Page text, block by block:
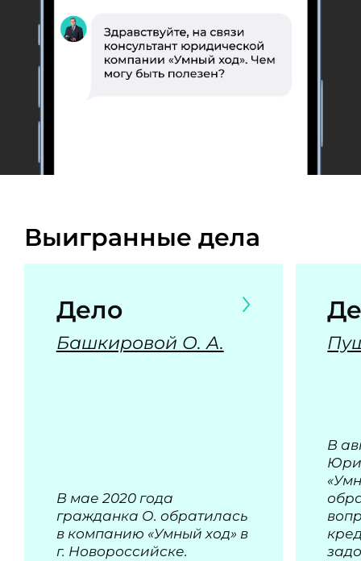
Выигранные дела
Дело
Башкировой О. А.
В мае 2020 года
гражданка О. обратилась
в компанию «Умный ход» в
г. Новороссийске.
В